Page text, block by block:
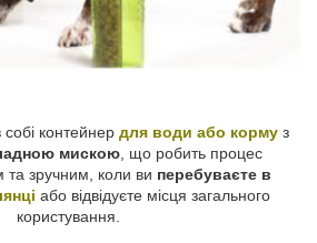
контейнер для води або корму з
мискою, що робить процес
та зручним, коли ви перебуваєте в
або відвідуєте місця загального
користування.